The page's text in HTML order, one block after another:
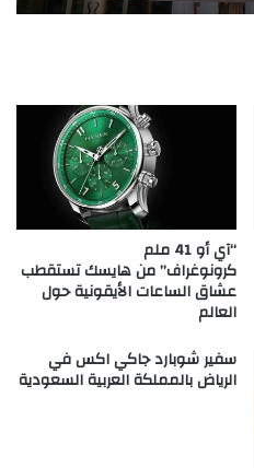
“آي أو 41 ملم
كرونوغراف” من هايسك تستقطب
عشاق الساعات الأيقونية حول
العالم
سفير شوبارد جاكي اكس في
الرياض بالمملكة العربية السعودية